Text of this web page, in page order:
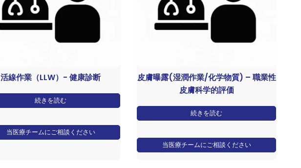
活線作業（LLW）- 健康診断
続きを読む
当医療チームにご相談ください
皮膚曝露(湿潤作業/化学物質) – 職業性
皮膚科学的評価
続きを読む
当医療チームにご相談ください